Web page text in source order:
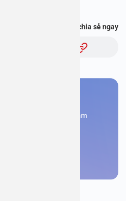
thông tin này hữu ích, chia sẻ ngay
chuyên gia tư vấn và khám